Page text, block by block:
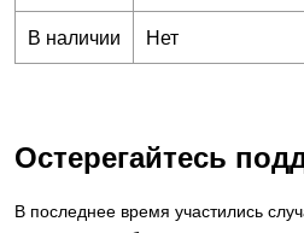
В наличии
Нет
Остерегайтесь
В последнее время участились